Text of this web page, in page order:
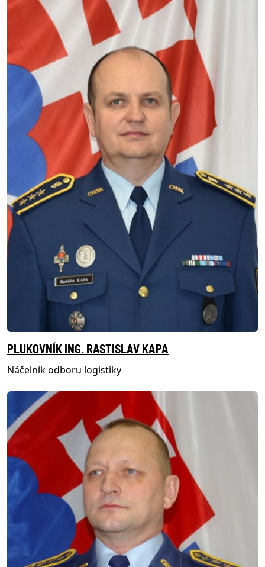
PLUKOVNÍK ING. RASTISLAV KAPA
Náčelník odboru logistiky